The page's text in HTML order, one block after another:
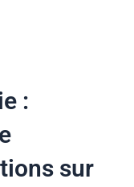
:
sur